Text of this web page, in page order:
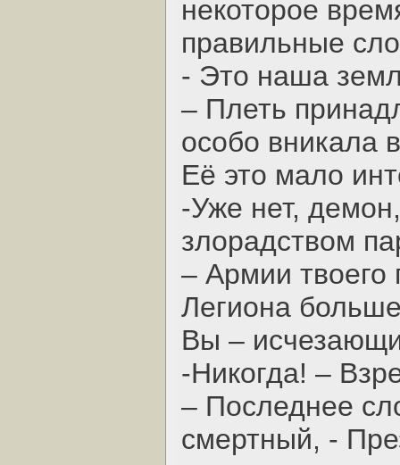
некоторое
правильные
- Это наша
– Плеть
особо вникала
Её это мало
-Уже нет,
злорадством
– Армии твоего
Легиона
Вы –
-Никогда! –
– Последнее
смертный, -